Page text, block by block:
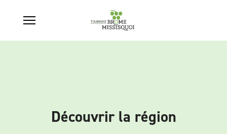
Découvrir la région